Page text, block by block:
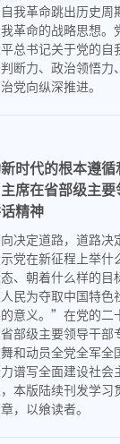
我革命跳出历史周
革命的战略思想。
总书记关于党的自
断力、政治领悟力
党向纵深推进。
新时代的根本遵
席在省部级主
精神
决定道路，道路决
党在新征程上举什
、朝着什么样的目
民为夺取中国特色
意义。”在党的二
部级主要领导干部
和动员全党全军全
谱写全面建设社会
本版陆续刊发学习
，以飨读者。